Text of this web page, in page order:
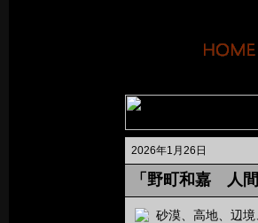
2026年1月26日
「野町和嘉 人間
砂漠、高地、辺